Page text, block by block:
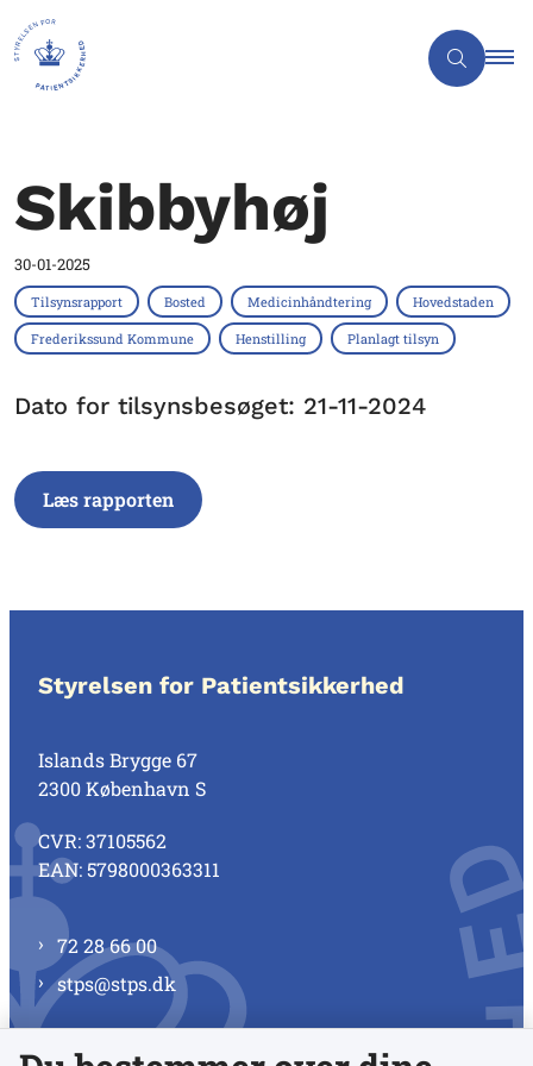
Skibbyhøj
30-01-2025
Tilsynsrapport Bosted Medicinhåndtering Hovedstaden
Frederikssund Kommune Henstilling Planlagt tilsyn
Dato for tilsynsbesøget: 21-11-2024
Læs rapporten
Styrelsen for Patientsikkerhed
Islands Brygge 67
2300 København S
CVR: 37105562
EAN: 5798000363311
72 28 66 00
stps@stps.dk